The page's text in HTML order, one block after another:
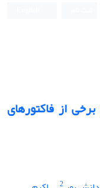
از فاکتورهای
2